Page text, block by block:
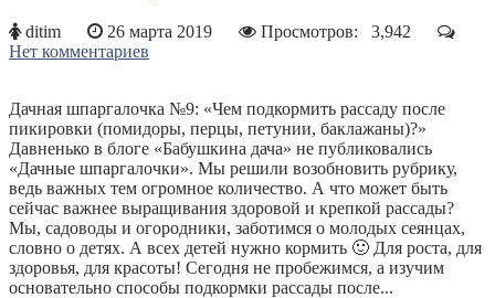
ditim 26 марта 2019 Просмотров: 3,942
Нет комментариев
Дачная шпаргалочка №9: «Чем подкормить рассаду после
пикировки (помидоры, перцы, петунии, баклажаны)?»
Давненько в блоге «Бабушкина дача» не публиковались
«Дачные шпаргалочки». Мы решили возобновить рубрику,
ведь важных тем огромное количество. А что может быть
сейчас важнее выращивания здоровой и крепкой рассады?
Мы, садоводы и огородники, заботимся о молодых сеянцах,
словно о детях. А всех детей нужно кормить 🙂 Для роста, для
здоровья, для красоты! Сегодня не пробежимся, а изучим
основательно способы подкормки рассады после...